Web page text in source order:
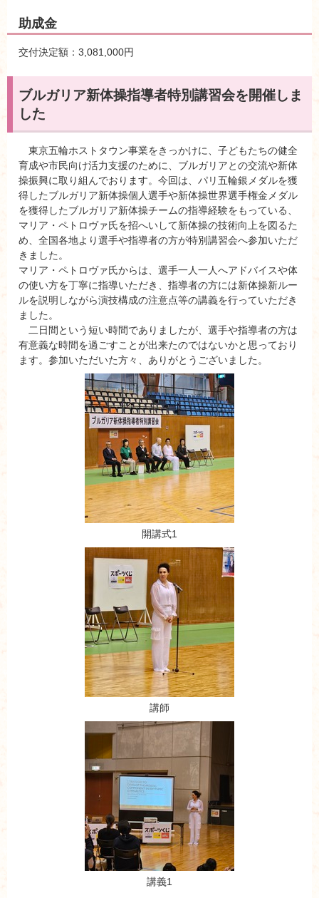
助成金
交付決定額：3,081,000円
ブルガリア新体操指導者特別講習会を開催しま
した
東京五輪ホストタウン事業をきっかけに、子どもたちの健全
育成や市民向け活力支援のために、ブルガリアとの交流や新体
操振興に取り組んでおります。今回は、パリ五輪銀メダルを獲
得したブルガリア新体操個人選手や新体操世界選手権金メダル
を獲得したブルガリア新体操チームの指導経験をもっている、
マリア・ペトロヴァ氏を招へいして新体操の技術向上を図るた
め、全国各地より選手や指導者の方が特別講習会へ参加いただ
きました。
マリア・ペトロヴァ氏からは、選手一人一人へアドバイスや体
の使い方を丁寧に指導いただき、指導者の方には新体操新ルー
ルを説明しながら演技構成の注意点等の講義を行っていただき
ました。
二日間という短い時間でありましたが、選手や指導者の方は
有意義な時間を過ごすことが出来たのではないかと思っており
ます。参加いただいた方々、ありがとうございました。
開講式1
講師
講義1